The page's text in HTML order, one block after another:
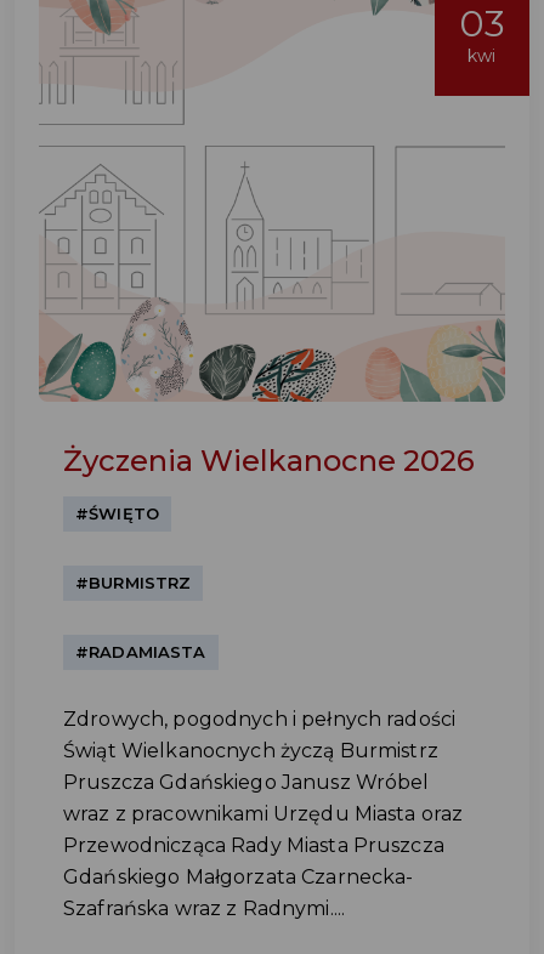
03
kwi
Życzenia Wielkanocne 2026
#ŚWIĘTO
#BURMISTRZ
#RADAMIASTA
Zdrowych, pogodnych i pełnych radości
Świąt Wielkanocnych życzą Burmistrz
Pruszcza Gdańskiego Janusz Wróbel
wraz z pracownikami Urzędu Miasta oraz
Przewodnicząca Rady Miasta Pruszcza
Gdańskiego Małgorzata Czarnecka-
Szafrańska wraz z Radnymi....